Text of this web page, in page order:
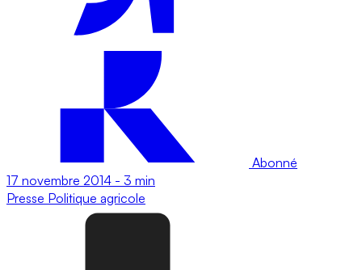
Abonné
17 novembre 2014 - 3 min
Presse Politique agricole